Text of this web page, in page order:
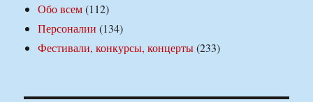
Обо всем(112)
Персоналии (134)
Фестивали, конкурсы, концерты(233)